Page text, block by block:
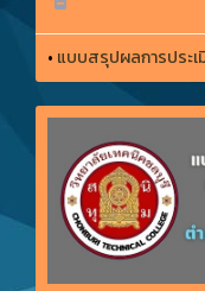
• แบบสรุปผลการประเ